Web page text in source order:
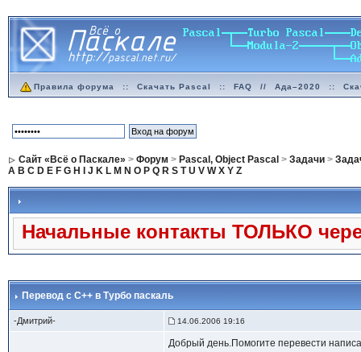
Правила форума :: Скачать Pascal :: FAQ // Ада–2020 ::
Сайт «Всё о Паскале» > Форум > Pascal, Object Pascal > Задачи>
A B C D E F G H J K L M N O P Q R S T U V W X Y Z
Начальные контакты ТОЛЬКО
Перевод с С++ в Турбо паскаль
-Дмитрий- 14.06.2006 19:16
Добрый день.Помогите перевести